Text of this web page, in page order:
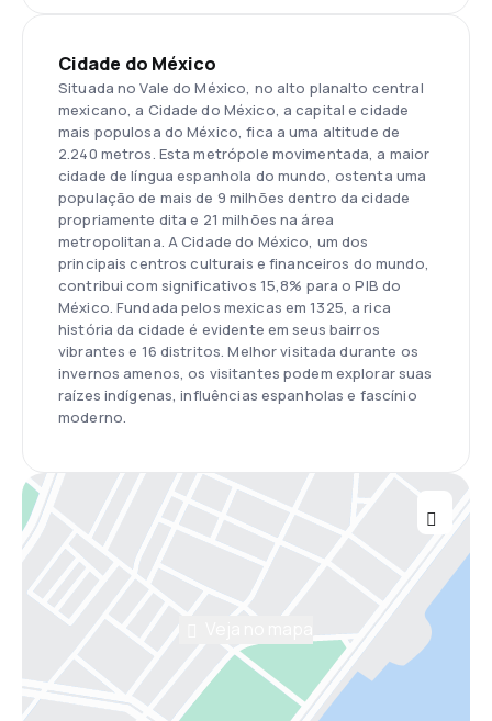
Cidade do México
Situada no Vale do México, no alto planalto central
mexicano, a Cidade do México, a capital e cidade
mais populosa do México, fica a uma altitude de
2.240 metros. Esta metrópole movimentada, a maior
cidade de língua espanhola do mundo, ostenta uma
população de mais de 9 milhões dentro da cidade
propriamente dita e 21 milhões na área
metropolitana. A Cidade do México, um dos
principais centros culturais e financeiros do mundo,
contribui com significativos 15,8% para o PIB do
México. Fundada pelos mexicas em 1325, a rica
história da cidade é evidente em seus bairros
vibrantes e 16 distritos. Melhor visitada durante os
invernos amenos, os visitantes podem explorar suas
raízes indígenas, influências espanholas e fascínio
moderno.